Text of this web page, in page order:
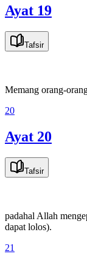
Ayat 19
Tafsir
Memang orang-
20
Ayat 20
Tafsir
padahal Allah
dapat lolos).
21